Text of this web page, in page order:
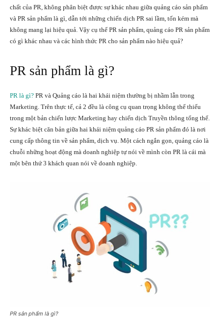
chất của PR, không phân biệt được sự khác nhau giữa quảng cáo sản phẩm
và PR sản phẩm là gì, dẫn tới những chiến dịch PR sai lầm, tốn kém mà
không mang lại hiệu quả. Vậy cụ thể PR sản phẩm, quảng cáo PR sản phẩm
có gì khác nhau và các hình thức PR cho sản phẩm nào hiệu quả?
PR sản phẩm là gì?
PR là gì? PR và Quảng cáo là hai khái niệm thường bị nhầm lẫn trong
Marketing. Trên thực tế, cả 2 đều là công cụ quan trọng không thể thiếu
trong một bản chiến lược Marketing hay chiến dịch Truyền thông tổng thể.
Sự khác biệt căn bản giữa hai khái niệm quảng cáo PR sản phẩm đó là nơi
cung cấp thông tin về sản phẩm, dịch vụ. Một cách ngắn gọn, quảng cáo là
chuỗi những hoạt động mà doanh nghiệp tự nói về mình còn PR là cái mà
một bên thứ 3 khách quan nói về doanh nghiệp.
PR sản phẩm là gì?